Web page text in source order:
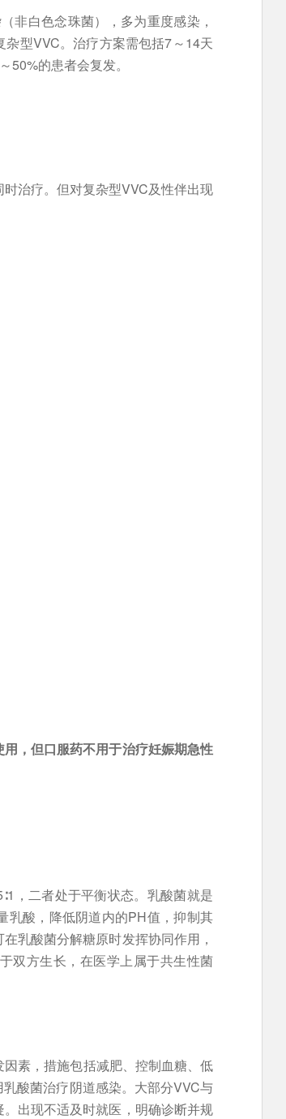
非白色念珠菌），多为重度感染，
型VVC。治疗方案需包括7～14天
的患者会复发。
治疗。但对复杂型VVC及性伴出现
，但口服药不用于治疗妊娠期急性
，二者处于平衡状态。乳酸菌就是
乳酸，降低阴道内的PH值，抑制其
乳酸菌分解糖原时发挥协同作用，
双方生长，在医学上属于共生性菌
素，措施包括减肥、控制血糖、低
酸菌治疗阴道感染。大部分VVC与
出现不适及时就医，明确诊断并规